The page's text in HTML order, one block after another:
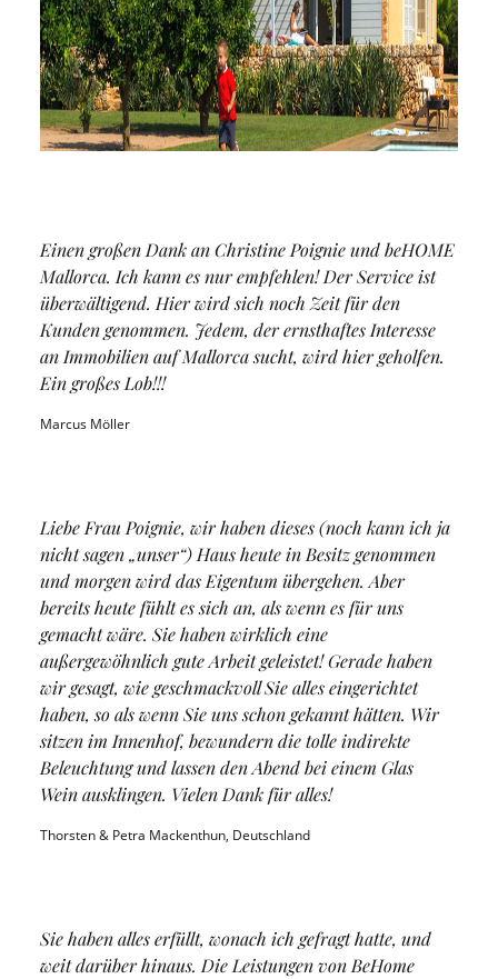
Einen großen Dank an Christine Poignie und beHOME
Mallorca. Ich kann es nur empfehlen! Der Service ist
überwältigend. Hier wird sich noch Zeit für den
Kunden genommen. Jedem, der ernsthaftes Interesse
an Immobilien auf Mallorca sucht, wird hier geholfen.
Ein großes Lob!!!
Marcus Möller
Liebe Frau Poignie, wir haben dieses (noch kann ich ja
nicht sagen „unser“) Haus heute in Besitz genommen
und morgen wird das Eigentum übergehen. Aber
bereits heute fühlt es sich an, als wenn es für uns
gemacht wäre. Sie haben wirklich eine
außergewöhnlich gute Arbeit geleistet! Gerade haben
wir gesagt, wie geschmackvoll Sie alles eingerichtet
haben, so als wenn Sie uns schon gekannt hätten. Wir
sitzen im Innenhof, bewundern die tolle indirekte
Beleuchtung und lassen den Abend bei einem Glas
Wein ausklingen. Vielen Dank für alles!
Thorsten & Petra Mackenthun, Deutschland
Sie haben alles erfüllt, wonach ich gefragt hatte, und
weit darüber hinaus. Die Leistungen von BeHome